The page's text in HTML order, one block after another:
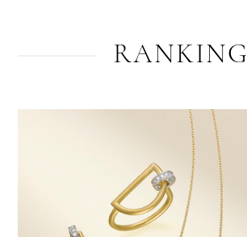
RANKING